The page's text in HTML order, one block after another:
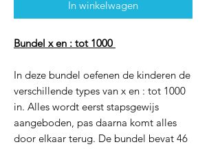
In winkelwagen
Bundel x en : tot 1000
In deze bundel oefenen de kinderen de
verschillende types van x en : tot 1000
in. Alles wordt eerst stapsgewijs
aangeboden, pas daarna komt alles
door elkaar terug. De bundel bevat 46